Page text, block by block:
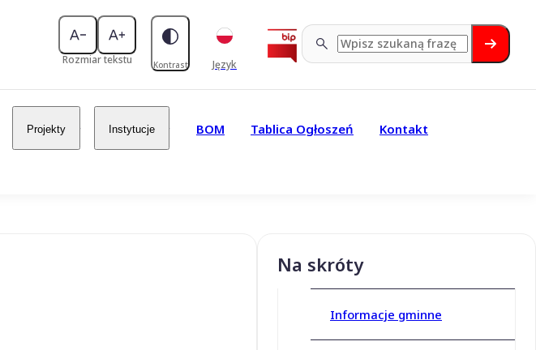
Rozmiar tekstu Kontrast Język
Projekty Instytucje BOM Tablica Ogłoszeń Kontakt
Na skróty
Informacje gminne